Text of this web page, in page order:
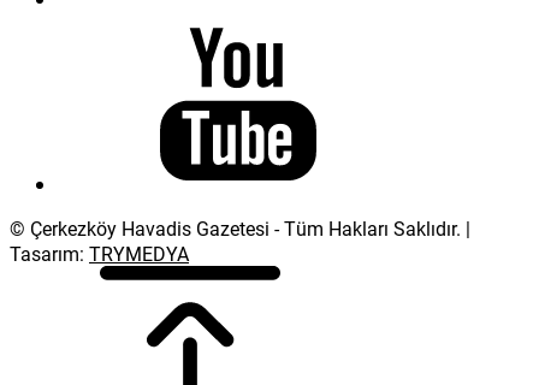
© Çerkezköy Havadis Gazetesi - Tüm Hakları Saklıdır. |
Tasarım: TRYMEDYA